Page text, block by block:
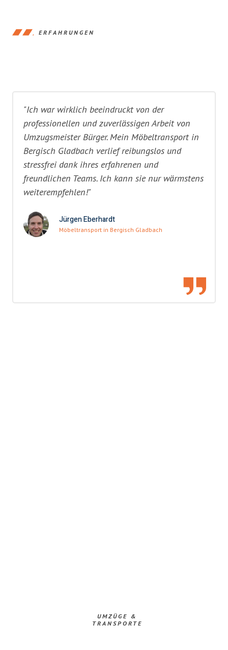
ERFAHRUNGEN
"Ich war wirklich beeindruckt von der
professionellen und zuverlässigen Arbeit von
Umzugsmeister Bürger. Mein Möbeltransport in
Bergisch Gladbach verlief reibungslos und
stressfrei dank ihres erfahrenen und
freundlichen Teams. Ich kann sie nur wärmstens
weiterempfehlen!"
Jürgen Eberhardt
Möbeltransport in Bergisch Gladbach
UMZÜGE &
TRANSPORTE